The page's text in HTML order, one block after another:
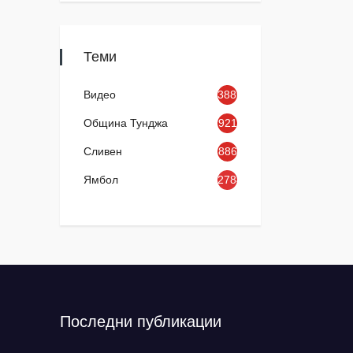
Теми
Видео 3886
Община Тунджа 921
Сливен 886
Ямбол 2784
Последни публикации